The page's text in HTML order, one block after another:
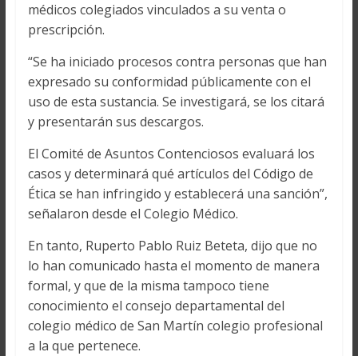
médicos colegiados vinculados a su venta o
prescripción.
“Se ha iniciado procesos contra personas que han
expresado su conformidad públicamente con el
uso de esta sustancia. Se investigará, se los citará
y presentarán sus descargos.
El Comité de Asuntos Contenciosos evaluará los
casos y determinará qué artículos del Código de
Ética se han infringido y establecerá una sanción”,
señalaron desde el Colegio Médico.
En tanto, Ruperto Pablo Ruiz Beteta, dijo que no
lo han comunicado hasta el momento de manera
formal, y que de la misma tampoco tiene
conocimiento el consejo departamental del
colegio médico de San Martín colegio profesional
a la que pertenece.